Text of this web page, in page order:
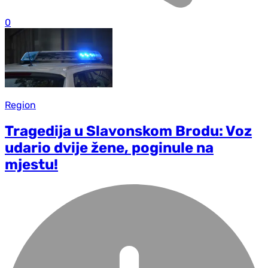
0
Region
Tragedija u Slavonskom Brodu: Voz
udario dvije žene, poginule na
mjestu!